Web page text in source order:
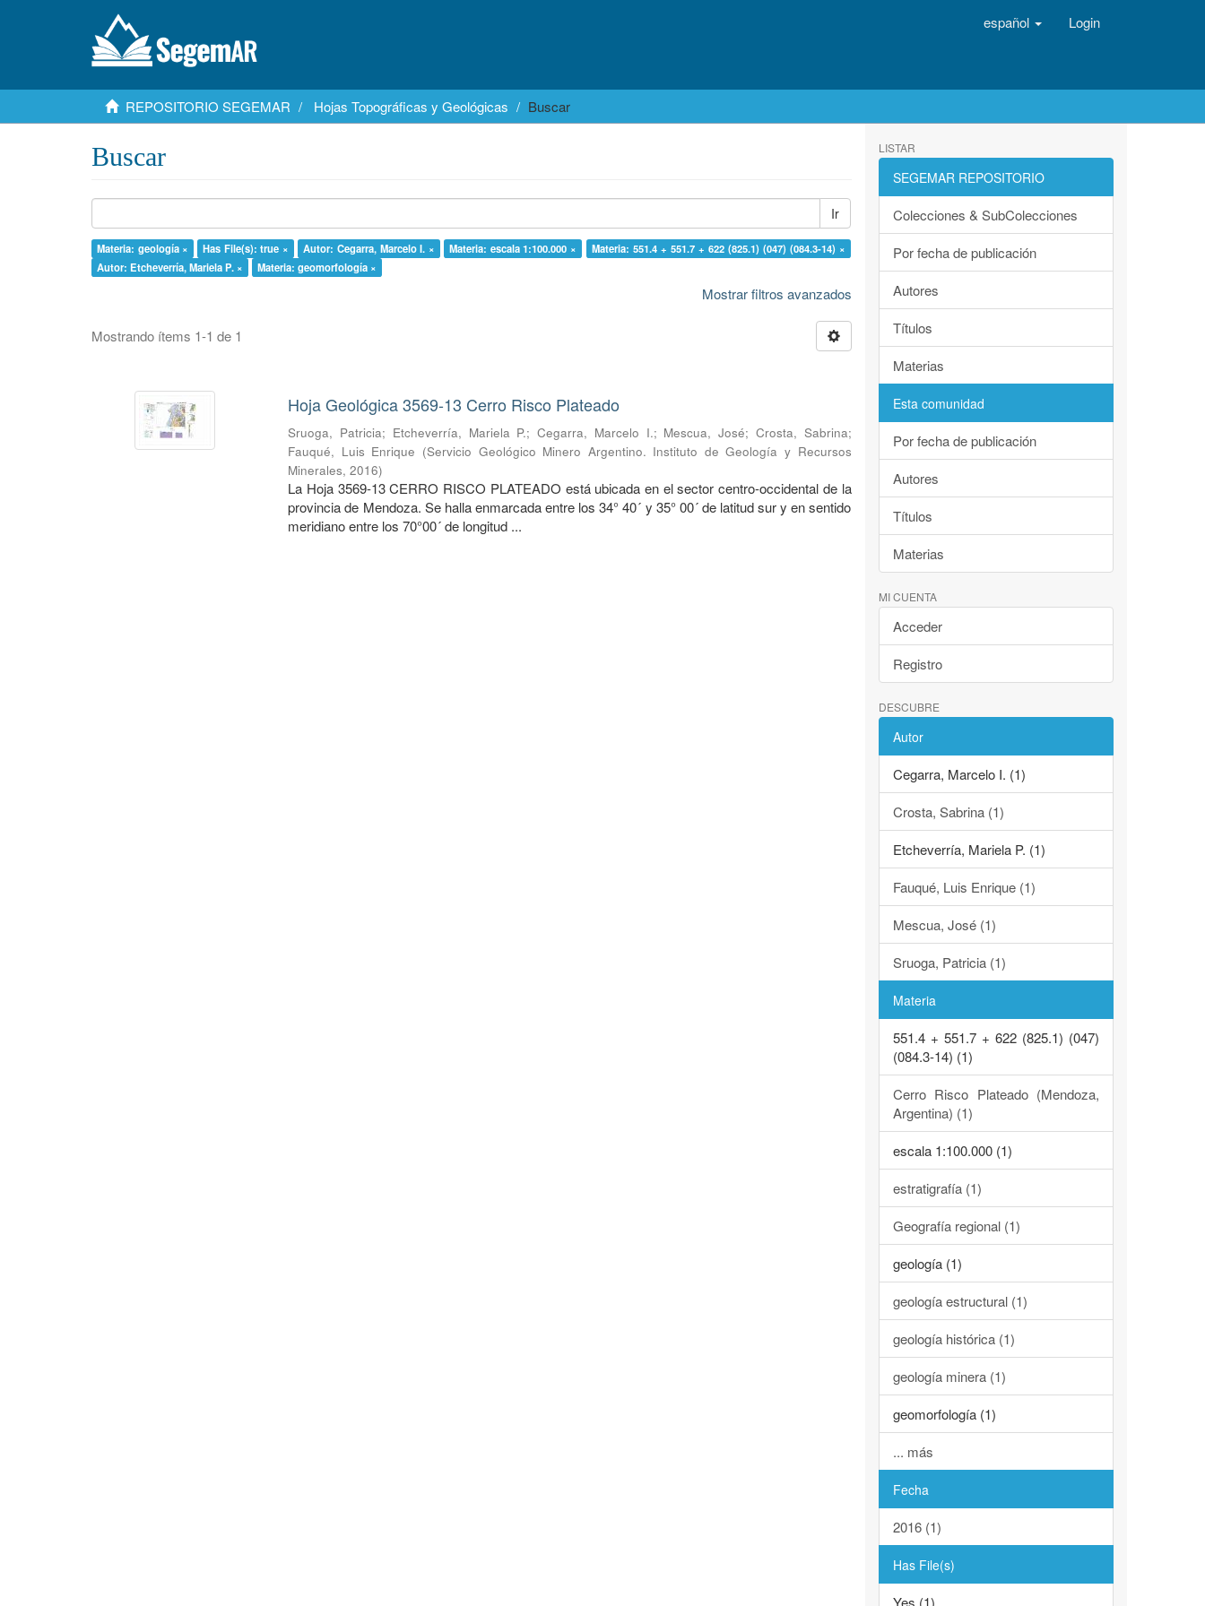
español Login
REPOSITORIO SEGEMAR Hojas Topográficas y Geológicas Buscar
Buscar
Ir
Materia: geología × Has File(s): true × Autor: Cegarra, Marcelo I. × Materia: escala 1:100.000 ×
Materia: 551.4 + 551.7 + 622 (825.1) (047) (084.3-14) ×
Autor: Etcheverría, Mariela P. ×
Materia: geomorfología ×
Mostrar filtros avanzados
Mostrando ítems 1-1 de 1
Hoja Geológica 3569-13 Cerro Risco Plateado
Sruoga, Patricia; Etcheverría, Mariela P.;Cegarra, Marcelo I.; Mescua, José; Crosta, Sabrina;
Fauqué, Luis Enrique (Servicio Geológico Minero Argentino. Instituto de Geología y Recursos
Minerales,2016)
La Hoja 3569-13 CERRO RISCO PLATEADO está ubicada en el sector centro-occidental de la
provincia de Mendoza. Se halla enmarcada entre los 34° 40´ y 35° 00´ de latitud sur y en sentido
meridiano entre los 70°00´ de longitud ...
LISTAR
SEGEMAR REPOSITORIO
Colecciones & SubColecciones
Por fecha de publicación
Autores
Títulos
Materias
Esta comunidad
Por fecha de publicación
Autores
Títulos
Materias
MI CUENTA
Acceder
Registro
DESCUBRE
Autor
Cegarra, Marcelo I. (1)
Crosta, Sabrina (1)
Etcheverría, Mariela P. (1)
Fauqué, Luis Enrique (1)
Mescua, José (1)
Sruoga, Patricia (1)
Materia
551.4 + 551.7 + 622 (825.1) (047)
(084.3-14) (1)
Cerro Risco Plateado (Mendoza,
Argentina) (1)
escala 1:100.000 (1)
estratigrafía (1)
Geografía regional (1)
geología (1)
geología estructural (1)
geología histórica (1)
geología minera (1)
geomorfología (1)
... más
Fecha
2016 (1)
Has File(s)
Yes (1)